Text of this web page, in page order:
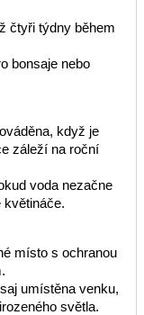
čtyři týdny během
bonsaje nebo
když je
záleží na roční
voda nezačne
květináče.
místo s ochranou
umístěna venku,
světla.